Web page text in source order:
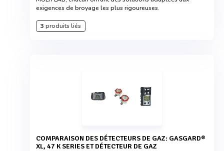
exigences de broyage les plus rigoureuses.
3 produits liés
COMPARAISON DES DÉTECTEURS DE GAZ: GASGARD®
XL, 47 K SERIES ET DÉTECTEUR DE GAZ